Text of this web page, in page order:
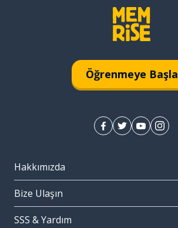
Öğrenmeye Başla
Hakkımızda
Bize Ulaşın
SSS & Yardım